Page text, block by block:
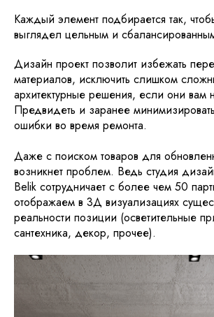
Каждый элемент подбирается так,
выглядел цельным и
Дизайн проект позволит избежать
материалов, исключить слишком
архитектурные решения, если они вам
Предвидеть и заранее
ошибки во время ремонта.
Даже с поиском товаров для
возникнет проблем. Ведь студия
Belik сотрудничает с более чем 50
отображаем в 3Д визуализациях
реальности позиции (осветительные
сантехника, декор, прочее).